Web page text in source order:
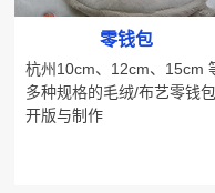
零钱包
杭州10cm、12cm、15cm
多种规格的毛绒/布艺零钱包
开版与制作